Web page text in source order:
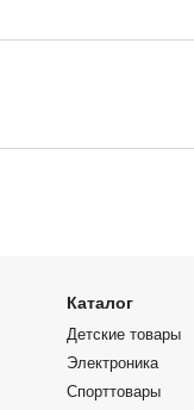
Каталог
Детские товары
Электроника
Спорттовары